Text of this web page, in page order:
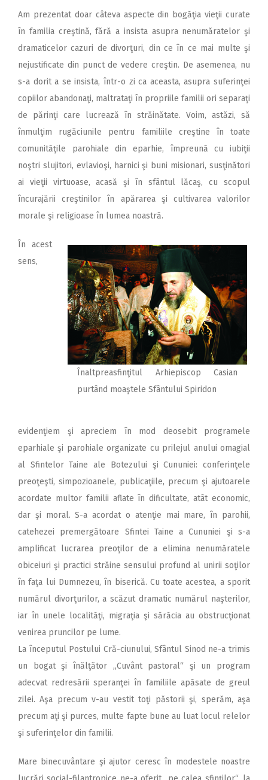
Am prezentat doar câteva aspecte din bogăţia vieţii curate
în familia creştină, fără a insista asupra nenumăratelor şi
dramaticelor cazuri de divorţuri, din ce în ce mai multe şi
nejustificate din punct de vedere creştin. De asemenea, nu
s-a dorit a se insista, într-o zi ca aceasta, asupra suferinţei
copiilor abandonaţi, maltrataţi în propriile familii ori separaţi
de părinţi care lucrează în străinătate. Voim, astăzi, să
înmulţim rugăciunile pentru familiile creştine în toate
comunităţile parohiale din eparhie, împreună cu iubiţii
noştri slujitori, evlavioşi, harnici şi buni misionari, susţinători
ai vieţii virtuoase, acasă şi în sfântul lăcaş, cu scopul
încurajării creştinilor în apărarea şi cultivarea valorilor
morale şi religioase în lumea noastră.
Înaltpreasfinţitul Arhiepiscop Casian
purtând moaştele Sfântului Spiridon
În acest
sens,
evidenţiem şi apreciem în mod deosebit programele
eparhiale şi parohiale organizate cu prilejul anului omagial
al Sfintelor Taine ale Botezului şi Cununiei: conferinţele
preoţeşti, simpozioanele, publicaţiile, precum şi ajutoarele
acordate multor familii aflate în dificultate, atât economic,
dar şi moral. S-a acordat o atenţie mai mare, în parohii,
catehezei premergătoare Sfintei Taine a Cununiei şi s-a
amplificat lucrarea preoţilor de a elimina nenumăratele
obiceiuri şi practici străine sensului profund al unirii soţilor
în faţa lui Dumnezeu, în biserică. Cu toate acestea, a sporit
numărul divorţurilor, a scăzut dramatic numărul naşterilor,
iar în unele localităţi, migraţia şi sărăcia au obstrucţionat
venirea pruncilor pe lume.
La începutul Postului Cră-ciunului, Sfântul Sinod ne-a trimis
un bogat şi înălţător ,,Cuvânt pastoral“ şi un program
adecvat redresării speranţei în familiile apăsate de greul
zilei. Aşa precum v-au vestit toţi păstorii şi, sperăm, aşa
precum aţi şi purces, multe fapte bune au luat locul relelor
şi suferinţelor din familii.
Mare binecuvântare şi ajutor ceresc în modestele noastre